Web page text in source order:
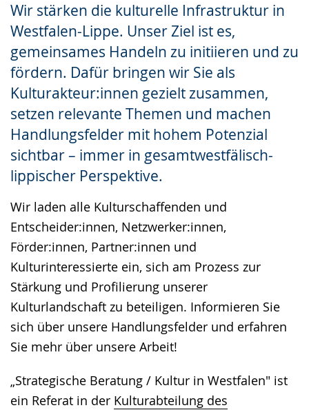
Wir stärken die kulturelle Infrastruktur in
Westfalen-Lippe. Unser Ziel ist es,
gemeinsames Handeln zu initiieren und zu
fördern. Dafür bringen wir Sie als
Kulturakteur:innen gezielt zusammen,
setzen relevante Themen und machen
Handlungsfelder mit hohem Potenzial
sichtbar – immer in gesamtwestfälisch-
lippischer Perspektive.
Wir laden alle Kulturschaffenden und
Entscheider:innen, Netzwerker:innen,
Förder:innen, Partner:innen und
Kulturinteressierte ein, sich am Prozess zur
Stärkung und Profilierung unserer
Kulturlandschaft zu beteiligen. Informieren Sie
sich über unsere Handlungsfelder und erfahren
Sie mehr über unsere Arbeit!
„Strategische Beratung / Kultur in Westfalen" ist
ein Referat in der Kulturabteilung des
Gebärdensprache
wird
angezeigt.